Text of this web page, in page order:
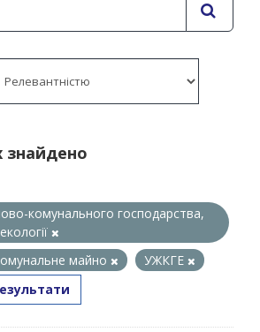
знайдено
комунального господарства,
майно
УЖКГЕ